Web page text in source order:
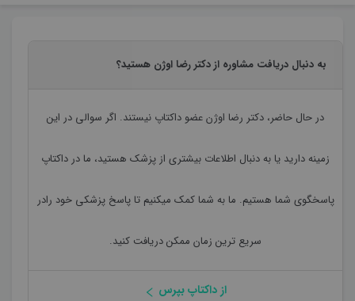
به دنبال دریافت مشاوره از دکتر رضا اوژن هستید؟
در حال حاضر، دکتر رضا اوژنعضو داکتاپ نیستند. اگر سوالی در این
زمینه دارید یا به دنبال اطلاعات بیشتری از پزشک هستید، ما در داکتاپ
پاسخگوی شما هستیم. ما به شما کمک میکنیم تا پاسخ پزشکی خود رادر
سریع ترین زمان ممکن دریافت کنید.
از داکتاپ بپرس